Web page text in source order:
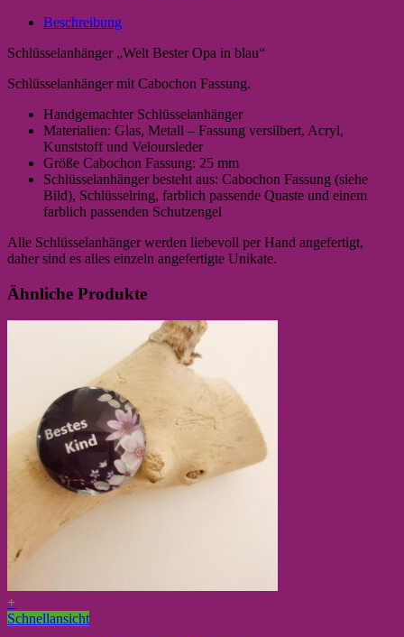
Beschreibung
Schlüsselanhänger „Welt Bester Opa in blau“
Schlüsselanhänger mit Cabochon Fassung.
Handgemachter Schlüsselanhänger
Materialien: Glas, Metall – Fassung versilbert, Acryl,
Kunststoff und Veloursleder
Größe Cabochon Fassung: 25 mm
Schlüsselanhänger besteht aus: Cabochon Fassung (siehe
Bild), Schlüsselring, farblich passende Quaste und einem
farblich passenden Schutzengel
Alle Schlüsselanhänger werden liebevoll per Hand angefertigt,
daher sind es alles einzeln angefertigte Unikate.
Ähnliche Produkte
+
Schnellansicht